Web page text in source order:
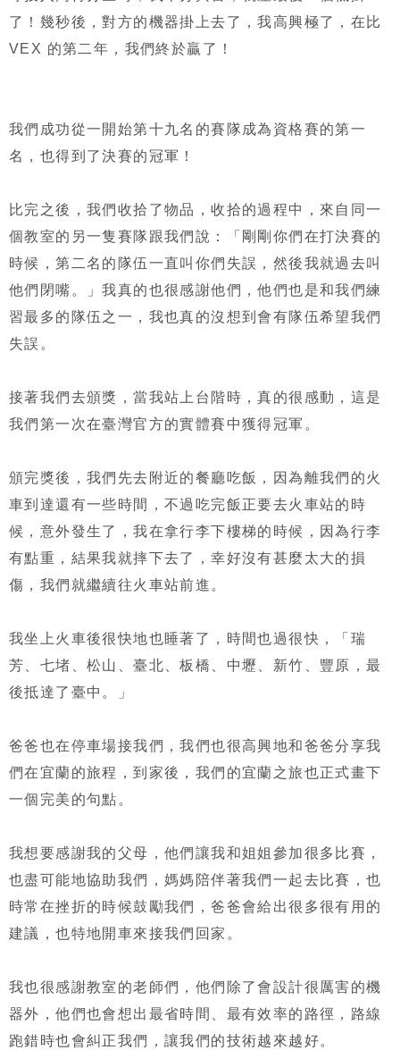
了！幾秒後，對方的機器掛上去了，我高興極了，在比
VEX 的第二年，我們終於贏了！
我們成功從一開始第十九名的賽隊成為資格賽的第一
名，也得到了決賽的冠軍！
比完之後，我們收拾了物品，收拾的過程中，來自同一
個教室的另一隻賽隊跟我們說：「剛剛你們在打決賽的
時候，第二名的隊伍一直叫你們失誤，然後我就過去叫
他們閉嘴。」我真的也很感謝他們，他們也是和我們練
習最多的隊伍之一，我也真的沒想到會有隊伍希望我們
失誤。
接著我們去頒獎，當我站上台階時，真的很感動，這是
我們第一次在臺灣官方的實體賽中獲得冠軍。
頒完獎後，我們先去附近的餐廳吃飯，因為離我們的火
車到達還有一些時間，不過吃完飯正要去火車站的時
候，意外發生了，我在拿行李下樓梯的時候，因為行李
有點重，結果我就摔下去了，幸好沒有甚麼太大的損
傷，我們就繼續往火車站前進。
我坐上火車後很快地也睡著了，時間也過很快，「瑞
芳、七堵、松山、臺北、板橋、中壢、新竹、豐原，最
後抵達了臺中。」
爸爸也在停車場接我們，我們也很高興地和爸爸分享我
們在宜蘭的旅程，到家後，我們的宜蘭之旅也正式畫下
一個完美的句點。
我想要感謝我的父母，他們讓我和姐姐參加很多比賽，
也盡可能地協助我們，媽媽陪伴著我們一起去比賽，也
時常在挫折的時候鼓勵我們，爸爸會給出很多很有用的
建議，也特地開車來接我們回家。
我也很感謝教室的老師們，他們除了會設計很厲害的機
器外，他們也會想出最省時間、最有效率的路徑，路線
跑錯時也會糾正我們，讓我們的技術越來越好。